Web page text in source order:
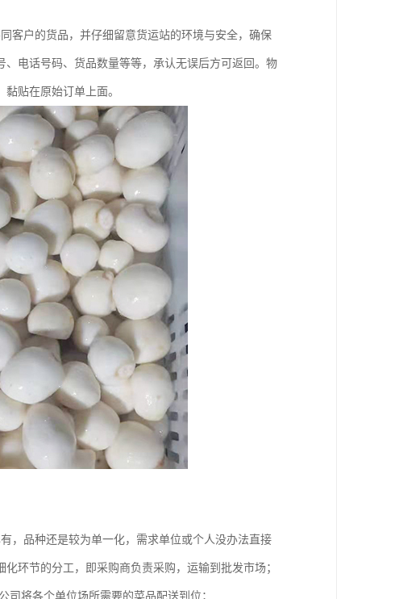
客户的货品，并仔细留意货运站的环境与安全，确保
电话号码、货品数量等等，承认无误后方可返回。物
贴在原始订单上面。
，品种还是较为单一化，需求单位或个人没办法直接
环节的分工，即采购商负责采购，运输到批发市场；
将各个单位场所需要的菜品配送到位；